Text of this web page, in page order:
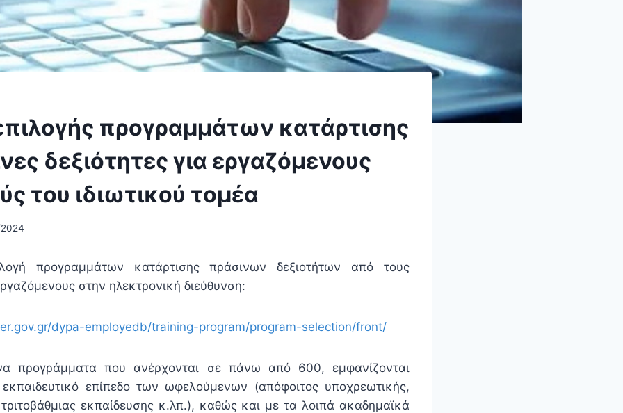
προγραμμάτων κατάρτισης
δεξιότητες για εργαζόμενους
του ιδιωτικού τομέα
προγραμμάτων κατάρτισης πράσινων δεξιοτήτων από τους
στην ηλεκτρονική διεύθυνση:
dypa-employedb/training-program/program-selection/front/
προγράμματα που ανέρχονται σε πάνω από 600, εμφανίζονται
επίπεδο των ωφελούμενων (απόφοιτος υποχρεωτικής,
εκπαίδευσης κ.λπ.), καθώς και με τα λοιπά ακαδημαϊκά